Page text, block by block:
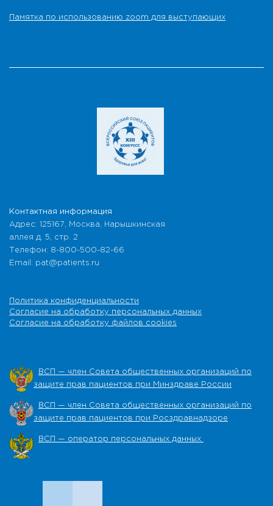
Памятка по использованию zoom для выступающих
Контактная информация
Адрес: 125167, Москва, Нарышкинская
аллея д. 5, стр. 2
Телефон: 8-800-500-82-66
Email: pat@patients.ru
Политика конфиденциальности
Согласие на обработку персональных данных
Согласие на обработку файлов cookies
ВСП — член Совета общественных организаций по
защите прав пациентов при Минздраве России
ВСП — член Совета общественных организаций по
защите прав пациентов при Росздравнадзоре
ВСП — оператор персональных данных